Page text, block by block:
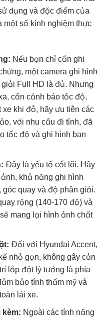
dụng và đặc điểm của
một số kinh nghiệm thực
Nếu bạn chỉ cần ghi
một camera ghi hình
Full HD là đủ. Nhưng
cần cảnh báo tốc độ,
khi đỗ, hãy ưu tiên các
với nhu cầu đi tỉnh, đã
tốc độ và ghi hình ban
Đây là yếu tố cốt lõi. Hãy
khả năng ghi hình
quay và độ phân giải.
rộng (140-170 độ) và
mang lại hình ảnh chất
Đối với Hyundai Accent,
nhỏ gọn, không gây cản
lắp đặt lý tưởng là phía
bảo tính thẩm mỹ và
lái xe.
kèm: Ngoài các tính năng